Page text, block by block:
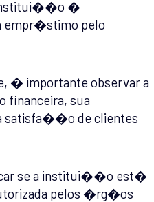
institui��o �
empr�stimo pelo
� importante observar a
sua
satisfa��o de clientes
se a institui��o est�
pelos �rg�os